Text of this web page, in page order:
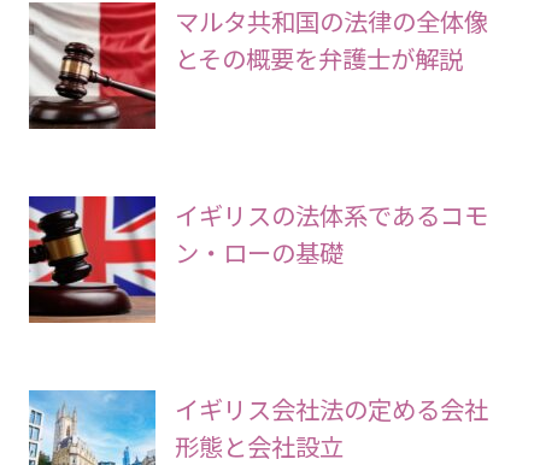
マルタ共和国の法律の全体像
とその概要を弁護士が解説
イギリスの法体系であるコモ
ン・ローの基礎
イギリス会社法の定める会社
形態と会社設立